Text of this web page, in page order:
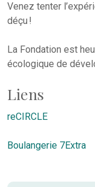
Venez tenter
déçu !
La Fondation est
écologique de
Liens
reCIRCLE
Boulangerie 7Extra